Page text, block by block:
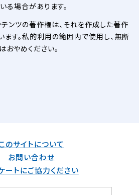
る場合があります。
ンツの著作権は、それを作成した著作
ます。私的利用の範囲内で使用し、無断
おやめください。
のサイトについて
お問い合わせ
ートにご協力ください